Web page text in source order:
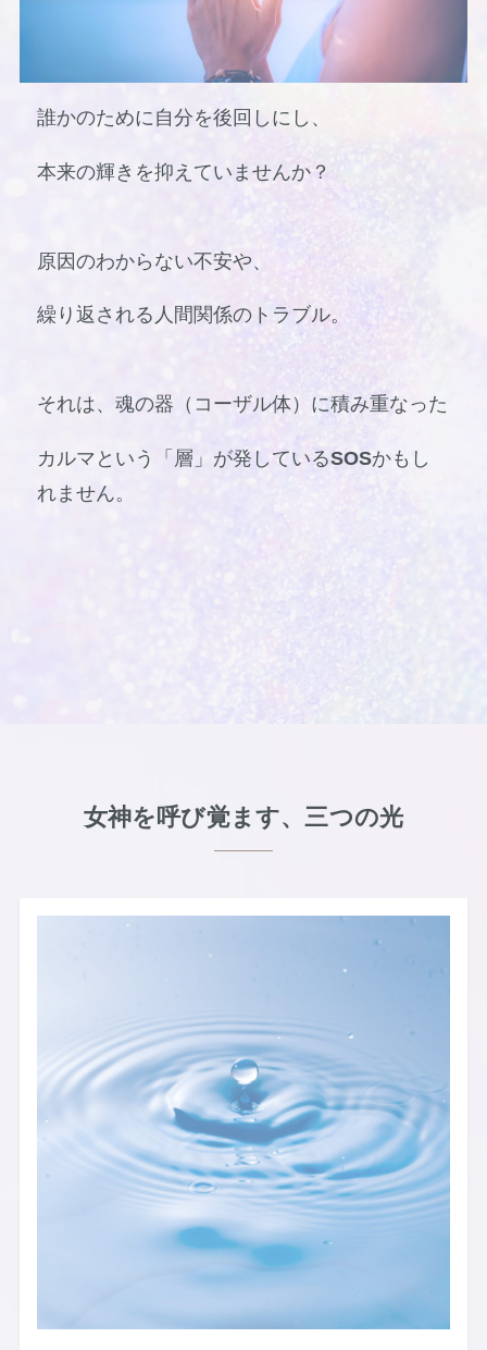
誰かのために自分を後回しにし、
本来の輝きを抑えていませんか？
原因のわからない不安や、
繰り返される人間関係のトラブル。
それは、魂の器（コーザル体）に積み重なった
カルマという「層」が発しているSOSかもし
れません。
女神を呼び覚ます、三つの光